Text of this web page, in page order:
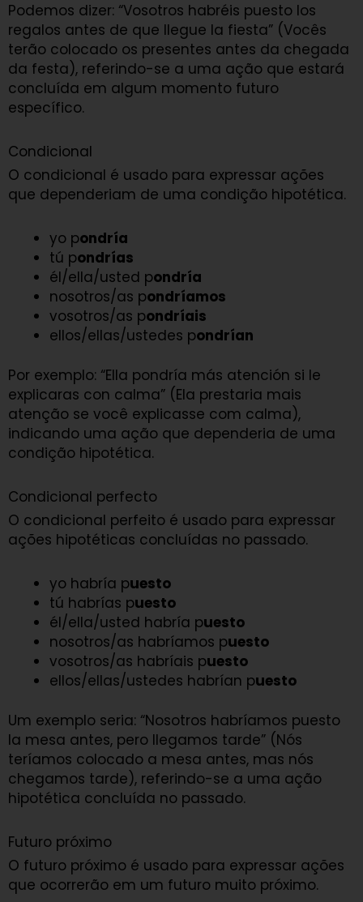
Podemos dizer: “Vosotros habréis puesto los
regalos antes de que llegue la fiesta” (Vocês
terão colocado os presentes antes da chegada
da festa), referindo-se a uma ação que estará
concluída em algum momento futuro
específico.
Condicional
O condicional é usado para expressar ações
que dependeriam de uma condição hipotética.
yo pondría
tú pondrías
él/ella/usted pondría
nosotros/as pondríamos
vosotros/as pondríais
ellos/ellas/ustedes pondrían
Por exemplo: “Ella pondría más atención si le
explicaras con calma” (Ela prestaria mais
atenção se você explicasse com calma),
indicando uma ação que dependeria de uma
condição hipotética.
Condicional perfecto
O condicional perfeito é usado para expressar
ações hipotéticas concluídas no passado.
yo habría puesto
tú habrías puesto
él/ella/usted habría puesto
nosotros/as habríamos puesto
vosotros/as habríais puesto
ellos/ellas/ustedes habrían puesto
Um exemplo seria: “Nosotros habríamos puesto
la mesa antes, pero llegamos tarde” (Nós
teríamos colocado a mesa antes, mas nós
chegamos tarde), referindo-se a uma ação
hipotética concluída no passado.
Futuro próximo
O futuro próximo é usado para expressar ações
que ocorrerão em um futuro muito próximo.